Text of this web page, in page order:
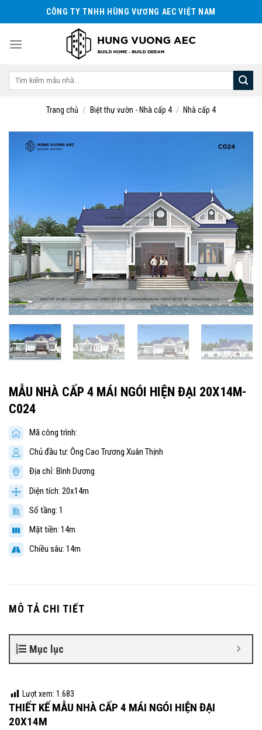
to
CÔNG TY TNHH HÙNG VƯƠNG AEC VIỆT NAM
Tìm
Trang chủ / Biệt thự vườn - Nhà cấp 4 / Nhà cấp 4
MẪU NHÀ CẤP 4 MÁI NGÓI HIỆN ĐẠI 20X14M-
C024
Mã công trình:
Chủ đầu tư: Ông Cao Trương Xuân Thịnh
Địa chỉ: Bình Dương
Diện tích: 20x14m
Số tầng: 1
Mặt tiền: 14m
Chiều sâu: 14m
MÔ TẢ CHI TIẾT
Mục lục
Lượt xem: 1.683
THIẾT KẾ MẪU NHÀ CẤP 4 MÁI NGÓI HIỆN ĐẠI
20X14M